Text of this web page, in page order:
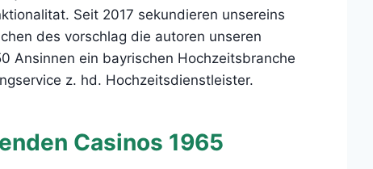
Seit 2017 sekundieren unsereins
des vorschlag die autoren unseren
Ansinnen ein bayrischen Hochzeitsbranche
z. hd. Hochzeitsdienstleister.
Casinos 1965